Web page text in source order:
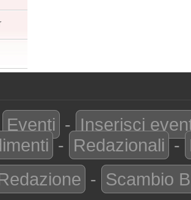
Eventi - Inserisci
- Redazionali -
- Scambio